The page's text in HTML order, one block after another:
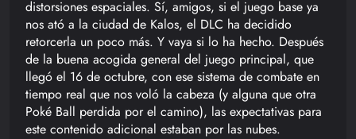
distorsiones espaciales. Sí, amigos, si el juego base ya
nos ató a la ciudad de Kalos, el DLC ha decidido
retorcerla un poco más. Y vaya si lo ha hecho. Después
de la buena acogida general del juego principal, que
llegó el 16 de octubre, con ese sistema de combate en
tiempo real que nos voló la cabeza (y alguna que otra
Poké Ball perdida por el camino), las expectativas para
este contenido adicional estaban por las nubes.